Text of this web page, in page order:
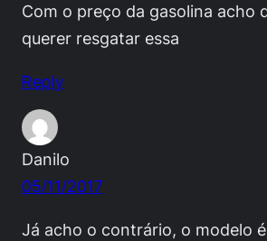
Com o preço da gasolina acho
querer resgatar essa
Reply
Danilo
05/11/2017
Já acho o contrário, o modelo